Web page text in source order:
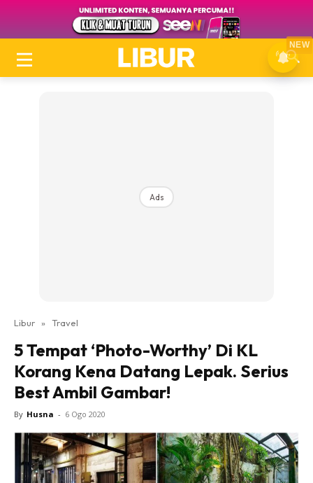
Ads
Libur » Travel
5 Tempat ‘Photo-Worthy’ Di KL
Korang Kena Datang Lepak. Serius
Best Ambil Gambar!
By Husna - 6 Ogo 2020
NEW